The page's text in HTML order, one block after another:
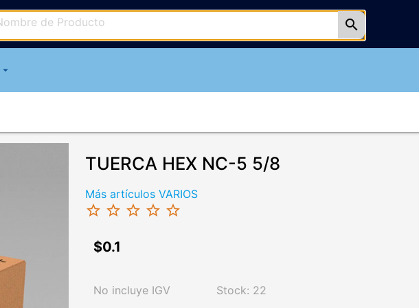
search
arrow_drop_down
TUERCA HEX NC-5 5/8
Más artículos VARIOS
star_border star_border star_border star_border star_border
$0.1
No incluye IGV
Stock: 22